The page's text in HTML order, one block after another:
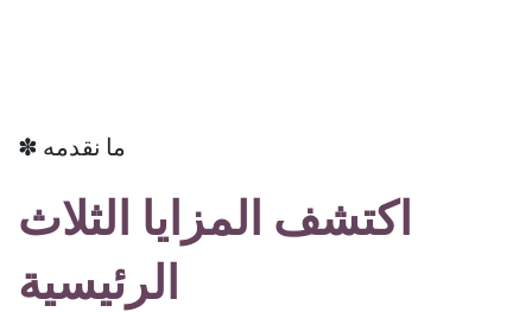
✽ ما نقدمه
اكتشف المزايا الثلاث
الرئيسية